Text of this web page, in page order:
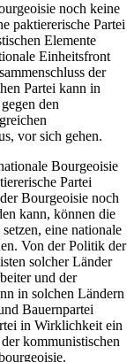
noch keine
paktiererische Partei
Elemente
Einheitsfront
der
Partei kann in
den
vor sich gehen.
Bourgeoisie
Partei
Bourgeoisie noch
kann, können die
eine nationale
Von der Politik der
solcher Länder
und der
in solchen Ländern
Bauernpartei
in Wirklichkeit ein
kommunistischen